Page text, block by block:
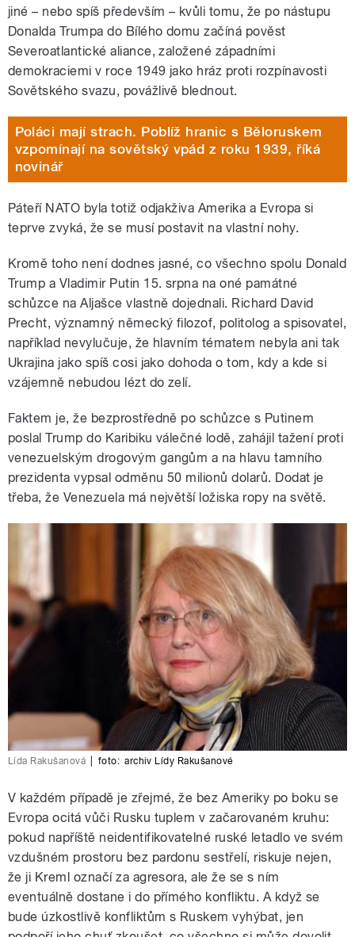
jiné – nebo spíš především – kvůli tomu, že po nástupu
Donalda Trumpa do Bílého domu začíná pověst
Severoatlantické aliance, založené západními
demokraciemi v roce 1949 jako hráz proti rozpínavosti
Sovětského svazu, povážlivě blednout.
Poláci mají strach. Poblíž hranic s Běloruskem
vzpomínají na sovětský vpád z roku 1939, říká
novinář
Páteří NATO byla totiž odjakživa Amerika a Evropa si
teprve zvyká, že se musí postavit na vlastní nohy.
Kromě toho není dodnes jasné, co všechno spolu Donald
Trump a Vladimir Putin 15. srpna na oné památné
schůzce na Aljašce vlastně dojednali. Richard David
Precht, významný německý filozof, politolog a spisovatel,
například nevylučuje, že hlavním tématem nebyla ani tak
Ukrajina jako spíš cosi jako dohoda o tom, kdy a kde si
vzájemně nebudou lézt do zelí.
Faktem je, že bezprostředně po schůzce s Putinem
poslal Trump do Karibiku válečné lodě, zahájil tažení proti
venezuelským drogovým gangům a na hlavu tamního
prezidenta vypsal odměnu 50 milionů dolarů. Dodat je
třeba, že Venezuela má největší ložiska ropy na světě.
Lída Rakušanová foto: archiv Lídy Rakušanové
V každém případě je zřejmé, že bez Ameriky po boku se
Evropa ocitá vůči Rusku tuplem v začarovaném kruhu:
pokud napříště neidentifikovatelné ruské letadlo ve svém
vzdušném prostoru bez pardonu sestřelí, riskuje nejen,
že ji Kreml označí za agresora, ale že se s ním
eventuálně dostane i do přímého konfliktu. A když se
bude úzkostlivě konfliktům s Ruskem vyhýbat, jen